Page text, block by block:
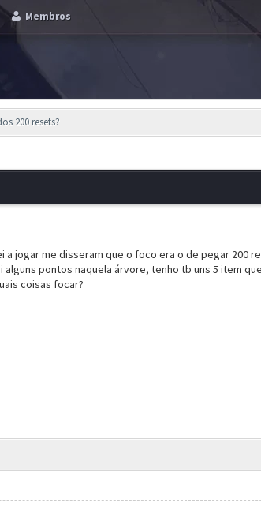
Membros
200 resets?
jogar me disseram que o foco era o de pegar 200
pontos naquela árvore, tenho tb uns 5 item
coisas focar?